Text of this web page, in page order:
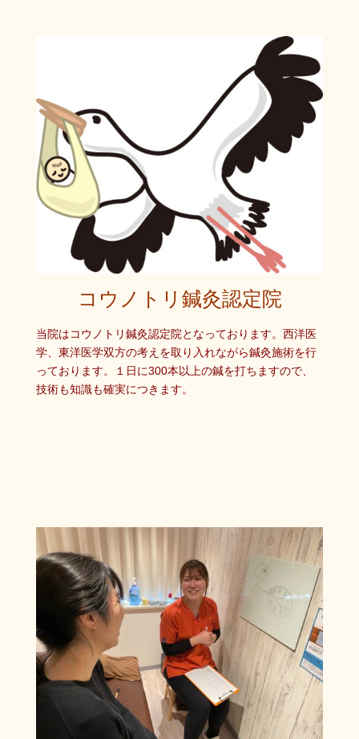
コウノトリ鍼灸認定院
当院はコウノトリ鍼灸認定院となっております。西洋医
学、東洋医学双方の考えを取り入れながら鍼灸施術を行
っております。１日に300本以上の鍼を打ちますので、
技術も知識も確実につきます。